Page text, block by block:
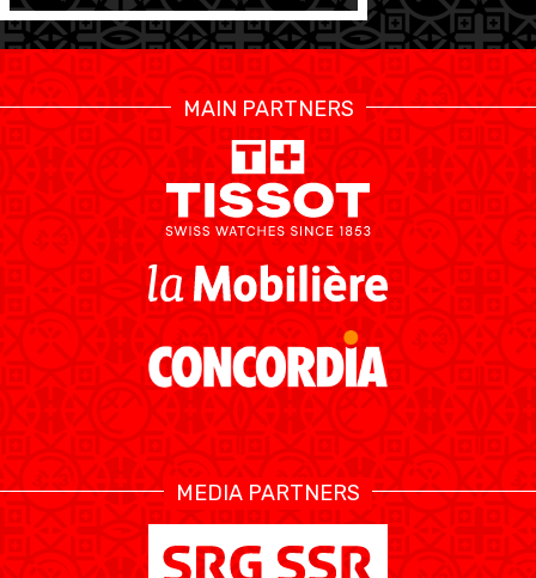
MAIN PARTNERS
MEDIA PARTNERS